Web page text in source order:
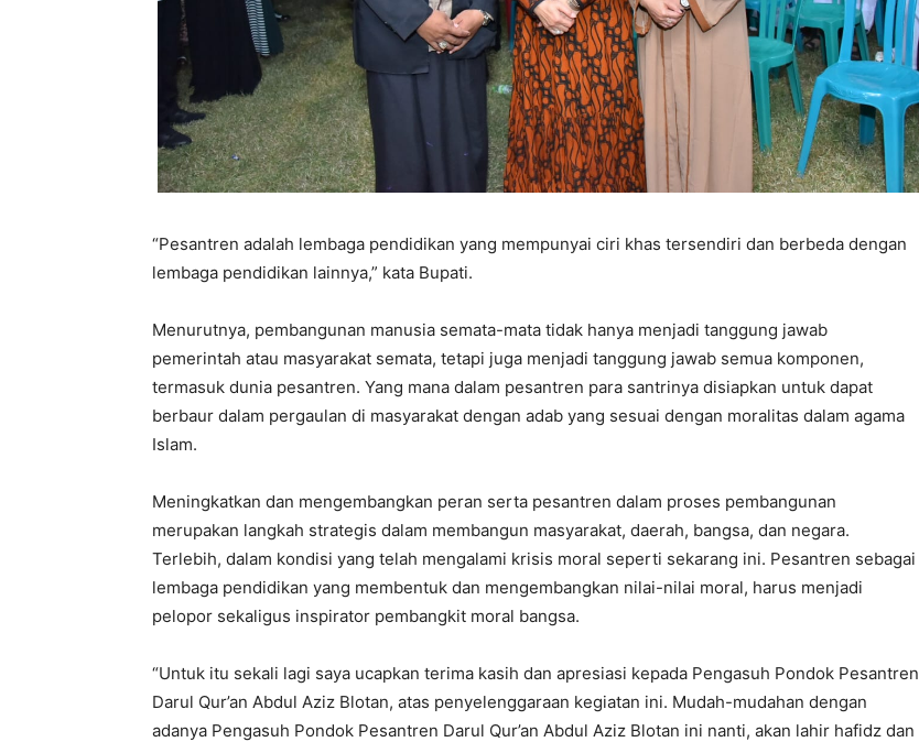
“Pesantren adalah lembaga pendidikan yang mempunyai ciri khas tersendiri dan berbeda dengan
lembaga pendidikan lainnya,” kata Bupati.
Menurutnya, pembangunan manusia semata-mata tidak hanya menjadi tanggung jawab
pemerintah atau masyarakat semata, tetapi juga menjadi tanggung jawab semua komponen,
termasuk dunia pesantren. Yang mana dalam pesantren para santrinya disiapkan untuk dapat
berbaur dalam pergaulan di masyarakat dengan adab yang sesuai dengan moralitas dalam agama
Islam.
Meningkatkan dan mengembangkan peran serta pesantren dalam proses pembangunan
merupakan langkah strategis dalam membangun masyarakat, daerah, bangsa, dan negara.
Terlebih, dalam kondisi yang telah mengalami krisis moral seperti sekarang ini. Pesantren sebagai
lembaga pendidikan yang membentuk dan mengembangkan nilai-nilai moral, harus menjadi
pelopor sekaligus inspirator pembangkit moral bangsa.
“Untuk itu sekali lagi saya ucapkan terima kasih dan apresiasi kepada Pengasuh Pondok Pesantren
Darul Qur’an Abdul Aziz Blotan, atas penyelenggaraan kegiatan ini. Mudah-mudahan dengan
adanya Pengasuh Pondok Pesantren Darul Qur’an Abdul Aziz Blotan ini nanti, akan lahir hafidz dan